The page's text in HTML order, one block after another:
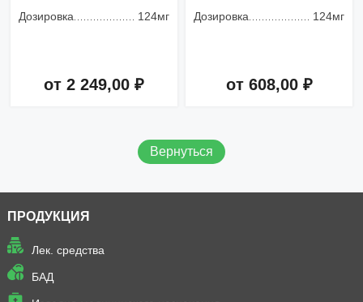
Дозировка
124мг
от 2 249,00 ₽
Дозировка
124мг
от 608,00 ₽
Вернуться
ПРОДУКЦИЯ
Лек. средства
БАД